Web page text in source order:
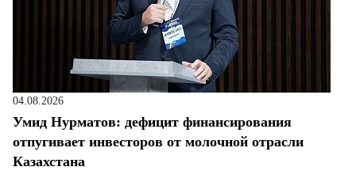
04.08.2026
Умид Нурматов: дефицит финансирования
отпугивает инвесторов от молочной отрасли
Казахстана